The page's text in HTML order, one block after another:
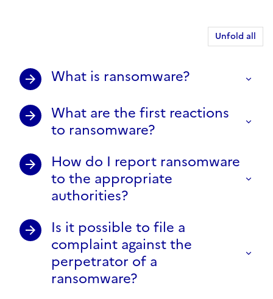
Unfold all
What is ransomware?
What are the first reactions
to ransomware?
How do I report ransomware
to the appropriate
authorities?
Is it possible to file a
complaint against the
perpetrator of a
ransomware?